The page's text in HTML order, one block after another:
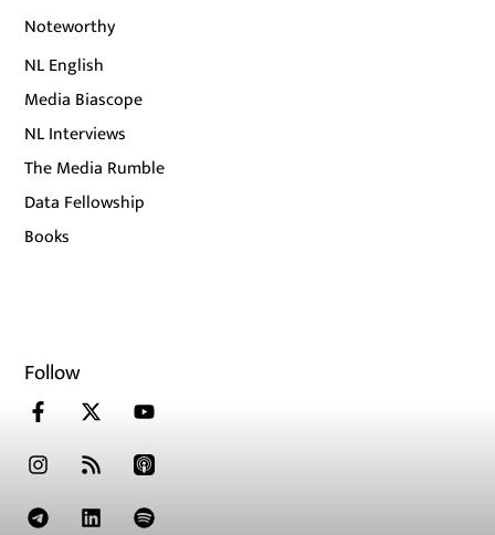
Noteworthy
NL English
Media Biascope
NL Interviews
The Media Rumble
Data Fellowship
Books
Follow